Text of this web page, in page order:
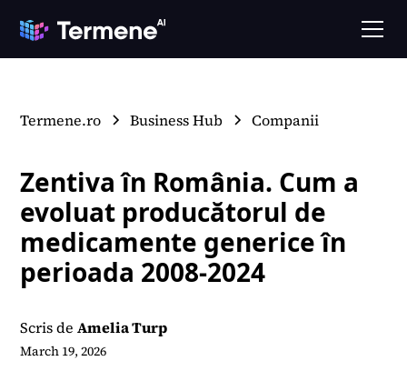
Termene.ro Business Hub Companii
Zentiva în România. Cum a
evoluat producătorul de
medicamente generice în
perioada 2008-2024
Scris de Amelia Turp
March 19, 2026